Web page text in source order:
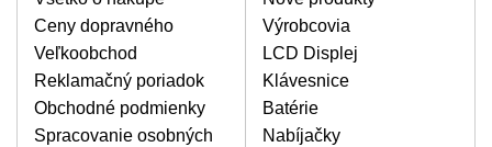
ju vyhľadáte veľmi ľahko za pomoci
vyhľadávača. Stačí poznať model
notebooku. Pri každej klávesnici nesmie
chýbať detailná fotografia k aktuálnemu
stavu nášho skladu.
Ceny dopravného
Veľkoobchod
Reklamačný poriadok
Obchodné podmienky
Spracovanie osobných
Výrobcovia
LCD Displej
Klávesnice
Batérie
Nabíjačky